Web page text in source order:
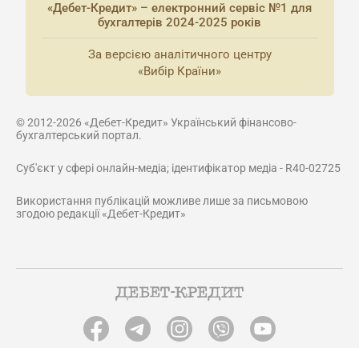
«Дебет-Кредит» – електронний сервіс №1 для
бухгалтерів 2024-2025 років
За версією аналітичного центру
«Вибір Країни»
© 2012-2026 «Дебет-Кредит» Український фінансово-
бухгалтерський портал.
Суб'єкт у сфері онлайн-медіа; ідентифікатор медіа - R40-02725
Використання публікацій можливе лише за письмовою
згодою редакції «Дебет-Кредит»